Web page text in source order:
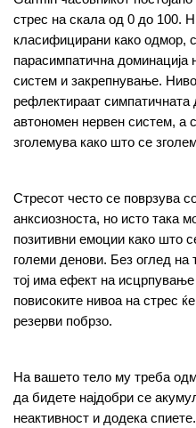
стрес на скала од 0 до 100.
класифицирани како одмор,
парасимпатична
систем и закрепнување.
рефлектираат симпатичната
автономен нервен систем, а
зголемува како што се
Стресот често се поврзува
анксиозноста, но исто така
позитивни емоции како што
големи денови. Без оглед на
тој има ефект на исцрпување
повисоките нивоа на стрес
резерви побрзо.
На вашето тело му треба
да бидете најдобри се
неактивност и додека